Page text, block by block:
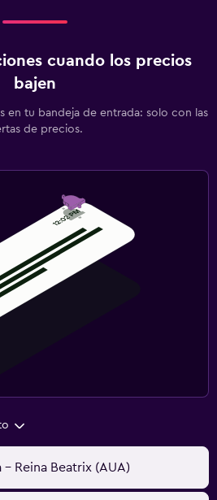
cuando los precios
bajen
en tu bandeja de entrada: solo con las
de precios.
Reina Beatrix (AUA)